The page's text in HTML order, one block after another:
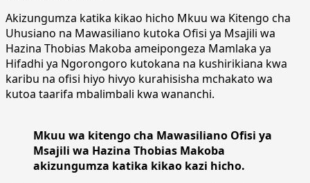
Akizungumza katika kikao hicho Mkuu wa Kitengo cha
Uhusiano na Mawasiliano kutoka Ofisi ya Msajili wa
Hazina Thobias Makoba ameipongeza Mamlaka ya
Hifadhi ya Ngorongoro kutokana na kushirikiana kwa
karibu na ofisi hiyo hivyo kurahisisha mchakato wa
kutoa taarifa mbalimbali kwa wananchi.
Mkuu wa kitengo cha Mawasiliano Ofisi ya
Msajili wa Hazina Thobias Makoba
akizungumza katika kikao kazi hicho.